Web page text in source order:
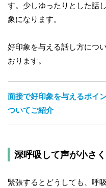
す。少しゆったりとした話
象になります。
好印象を与える話し方につ
おります。
面接で好印象を与えるポイ
ついてご紹介
深呼吸して声が小さ
緊張するとどうしても、呼